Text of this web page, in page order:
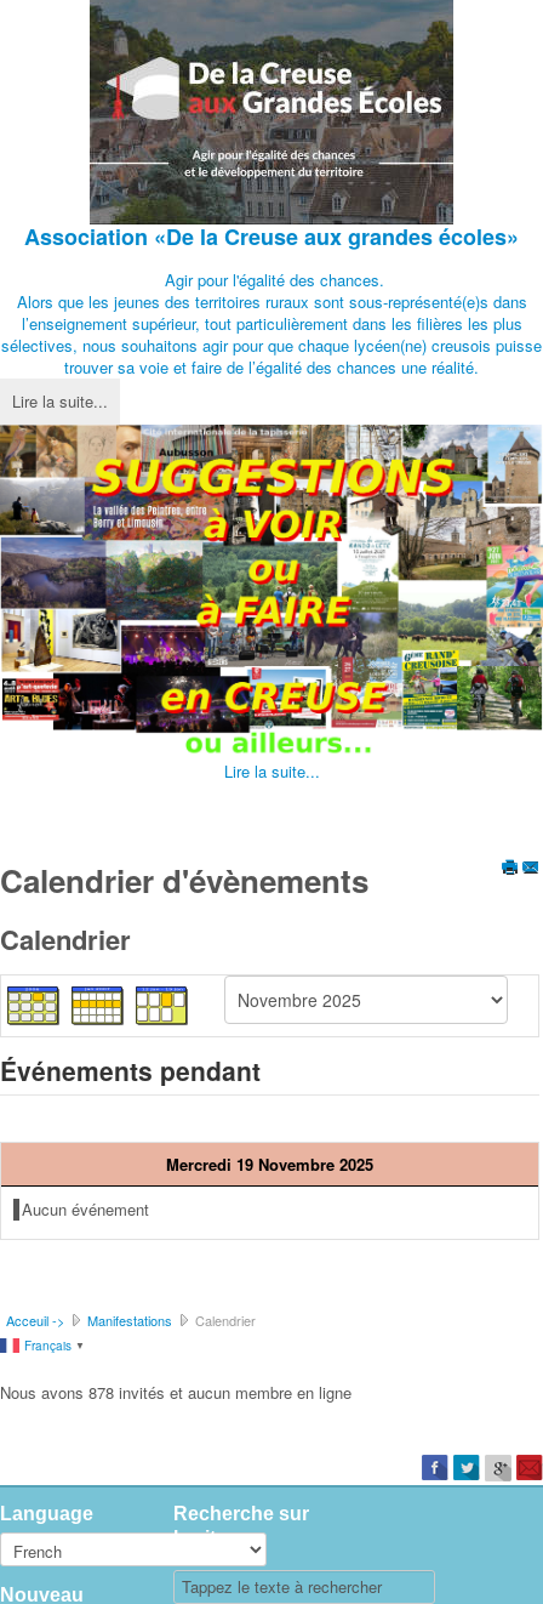
Association «De la Creuse aux grandes écoles»
Agir pour l'égalité des chances.
Alors que les jeunes des territoires ruraux sont sous-représenté(e)s dans
l’enseignement supérieur, tout particulièrement dans les filières les plus
sélectives, nous souhaitons agir pour que chaque lycéen(ne) creusois puisse
trouver sa voie et faire de l’égalité des chances une réalité.
Lire la suite...
Lire la suite...
Calendrier d'évènements
Calendrier
Événements pendant
Mercredi 19 Novembre 2025
Aucun événement
Acceuil -> Manifestations Calendrier
Français ▼
Nous avons 878 invités et aucun membre en ligne
Language
Nouveau
Recherche sur
le site